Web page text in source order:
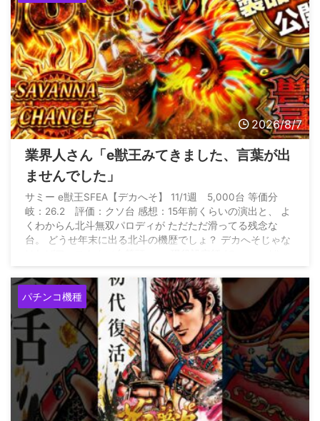
2026/8/7
業界人さん「e獣王みてきました、言葉が出
ませんでした」
サミー e獣王SFEA【デカへそ】 11/1週 5,000台 等価分
岐：26.2 評価：クソ台 感想：15年前くらいの演出と、 よ
くわからん北斗無双パロディが ただただ滑ってる残念な
台。 どうせ年末に出る北斗の機歴でしょ？ デカへそじゃな
パチンコ機種